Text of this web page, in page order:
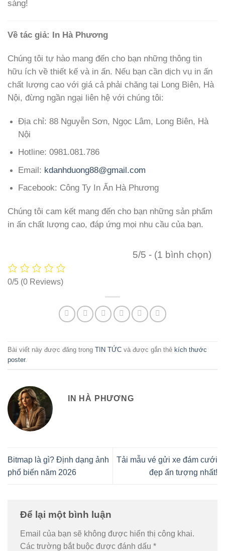
sáng!
Về tác giả: In Hà Phương
Chúng tôi tự hào mang đến cho bạn những thông tin
hữu ích về thiết kế và in ấn. Nếu bạn cần dịch vụ in ấn
chất lượng cao với giá cả phải chăng tại Long Biên, Hà
Nội, đừng ngần ngại liên hệ với chúng tôi:
Địa chỉ: 88 Nguyễn Sơn, Ngọc Lâm, Long Biên, Hà
Nội
Hotline: 0981.081.786
Email: kdanhduong88@gmail.com
Facebook: Công Ty In Ấn Hà Phương
Chúng tôi cam kết mang đến cho bạn những sản phẩm
in ấn chất lượng cao, đáp ứng mọi nhu cầu của bạn.
5/5 - (1 bình chọn)
0/5 (0 Reviews)
Bài viết này được đăng trong TIN TỨC và được gắn thẻ kích thước
poster.
IN HÀ PHƯƠNG
Bitmap là gì? Định dạng ảnh
phổ biến năm 2026
Tải mẫu vé gửi xe đám cưới
đẹp ấn tượng nhất!
Để lại một bình luận
Email của bạn sẽ không được hiển thị công khai.
Các trường bắt buộc được đánh dấu *